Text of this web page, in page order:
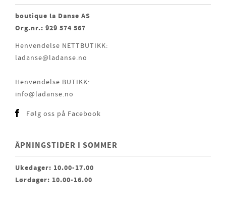
boutique la Danse AS
Org.nr.: 929 574 567
Henvendelse NETTBUTIKK:
ladanse@ladanse.no
Henvendelse BUTIKK:
info@ladanse.no
Følg oss på Facebook
ÅPNINGSTIDER I SOMMER
Ukedager: 10.00-17.00
Lørdager: 10.00-16.00